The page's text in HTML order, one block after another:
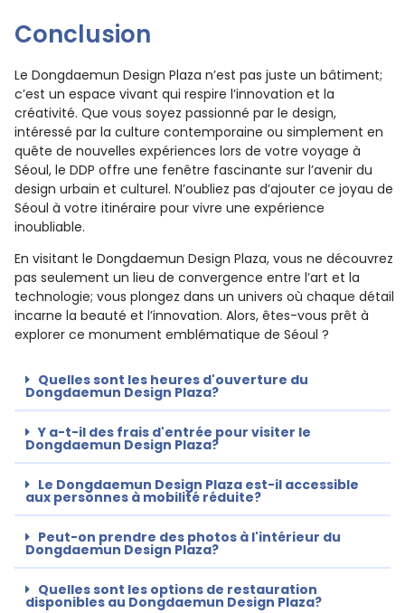
Conclusion
Le Dongdaemun Design Plaza n’est pas juste un bâtiment;
c’est un espace vivant qui respire l’innovation et la
créativité. Que vous soyez passionné par le design,
intéressé par la culture contemporaine ou simplement en
quête de nouvelles expériences lors de votre voyage à
Séoul, le DDP offre une fenêtre fascinante sur l’avenir du
design urbain et culturel. N’oubliez pas d’ajouter ce joyau de
Séoul à votre itinéraire pour vivre une expérience
inoubliable.
En visitant le Dongdaemun Design Plaza, vous ne découvrez
pas seulement un lieu de convergence entre l’art et la
technologie; vous plongez dans un univers où chaque détail
incarne la beauté et l’innovation. Alors, êtes-vous prêt à
explorer ce monument emblématique de Séoul ?
Quelles sont les heures d'ouverture du
Dongdaemun Design Plaza?
Y a-t-il des frais d'entrée pour visiter le
Dongdaemun Design Plaza?
Le Dongdaemun Design Plaza est-il accessible
aux personnes à mobilité réduite?
Peut-on prendre des photos à l'intérieur du
Dongdaemun Design Plaza?
Quelles sont les options de restauration
disponibles au Dongdaemun Design Plaza?